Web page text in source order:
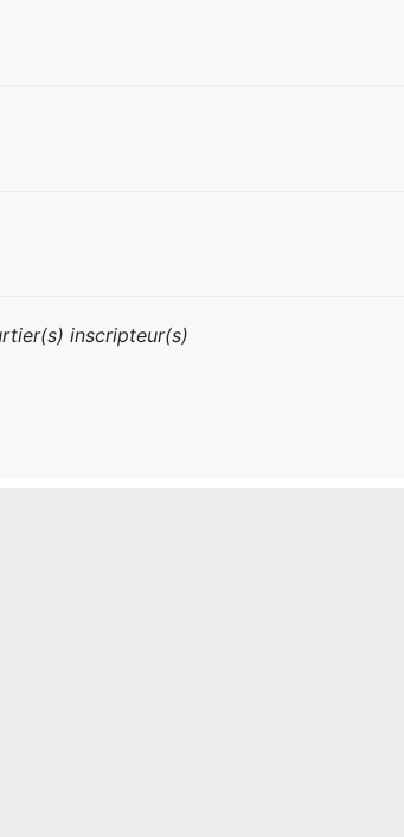
inscripteur(s)